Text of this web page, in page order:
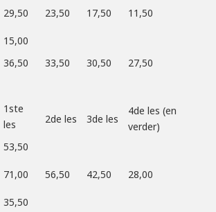
29,50 23,50 17,50 11,50
15,00
36,50 33,50 30,50 27,50
1ste
les
2de les 3de les
4de les (en
verder)
53,50
71,00 56,50 42,50 28,00
35,50